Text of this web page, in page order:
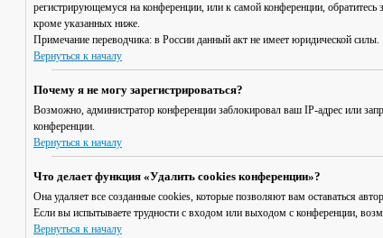
регистрирующемуся на конференции, или к самой конференции,
кроме указанных ниже.
Примечание переводчика: в России данный акт не имеет юридической силы.
Вернуться к началу
Почему я не могу зарегистрироваться?
Возможно, администратор конференции заблокировал ваш IP-адрес или
конференции.
Вернуться к началу
Что делает функция «Удалить cookies конференции»?
Она удаляет все созданные cookies, которые позволяют вам оставаться
Если вы испытываете трудности с входом или выходом с конференции,
Вернуться к началу